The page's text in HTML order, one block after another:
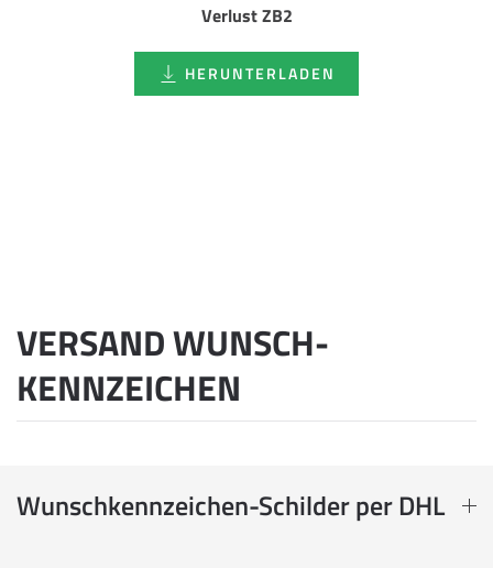
Verlust ZB2
HERUNTERLADEN
VERSAND WUNSCH­
KENNZEICHEN
Wunschkennzeichen-Schilder per DHL